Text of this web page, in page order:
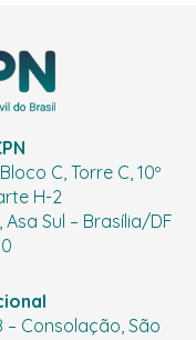
C, Torre C, 10º
H-2
Sul – Brasília/DF
– Consolação, São